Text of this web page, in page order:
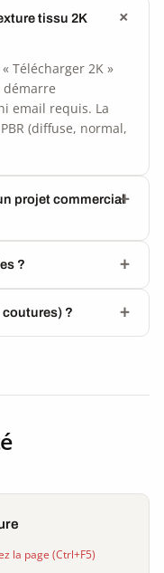
tissu 2K
Télécharger 2K »
démarre
email requis. La
(diffuse, normal,
projet commercial
?
coutures) ?
la page (Ctrl+F5)